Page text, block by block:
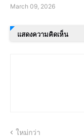
March 09, 2026
แสดงความคิดเห็น
ใหม่กว่า